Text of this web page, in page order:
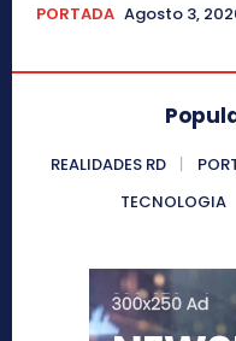
PORTADA Agosto 3,
REALIDADES RD
TECNOLOGIA